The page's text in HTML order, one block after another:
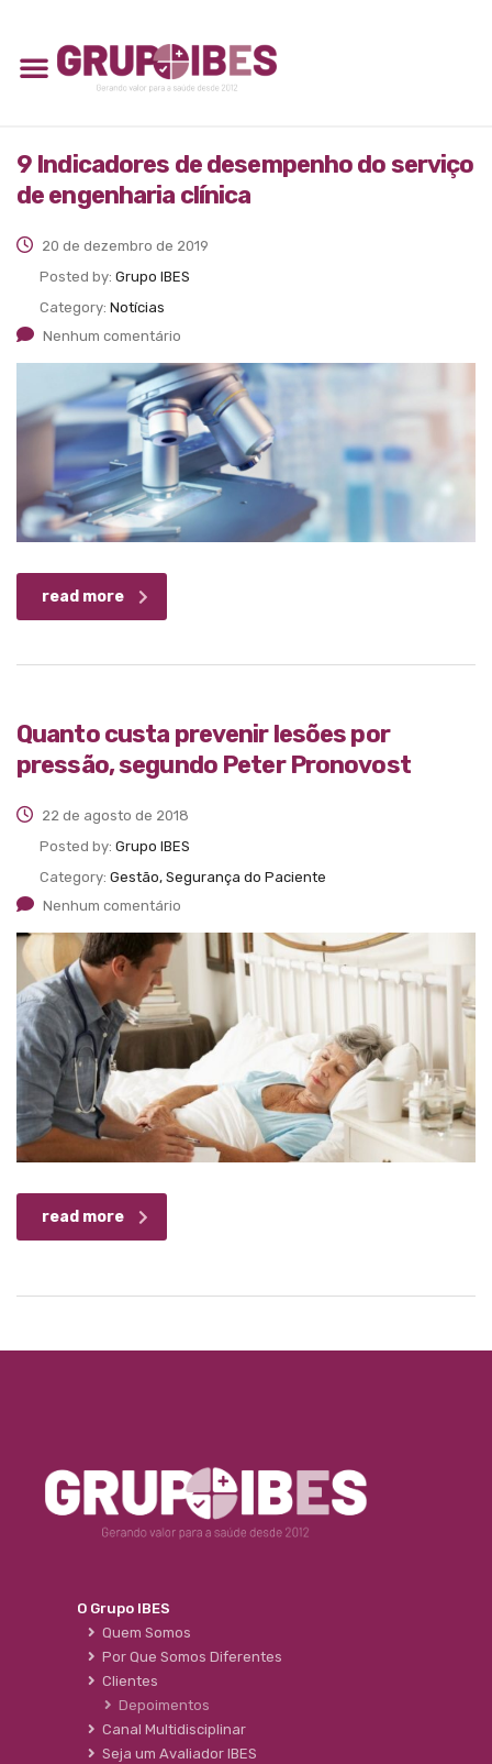
9 Indicadores de desempenho do serviço
de engenharia clínica
20 de dezembro de 2019
Posted by: Grupo IBES
Category: Notícias
Nenhum comentário
read more
Quanto custa prevenir lesões por
pressão, segundo Peter Pronovost
22 de agosto de 2018
Posted by: Grupo IBES
Category: Gestão, Segurança do Paciente
Nenhum comentário
read more
O Grupo IBES
Quem Somos
Por Que Somos Diferentes
Clientes
Depoimentos
Canal Multidisciplinar
Seja um Avaliador IBES